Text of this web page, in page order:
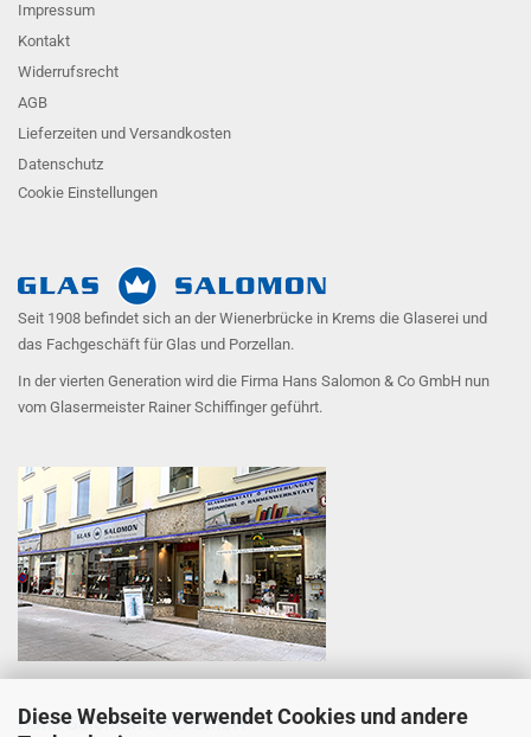
Diese Webseite verwendet Cookies und andere
Impressum
Kontakt
Widerrufsrecht
AGB
Lieferzeiten und Versandkosten
Datenschutz
Cookie Einstellungen
Seit 1908 befindet sich an der Wienerbrücke in Krems die Glaserei und
das Fachgeschäft für Glas und Porzellan.
In der vierten Generation wird die Firma Hans Salomon & Co GmbH nun
vom Glasermeister Rainer Schiffinger geführt.
Hans Salomon & Co GmbH